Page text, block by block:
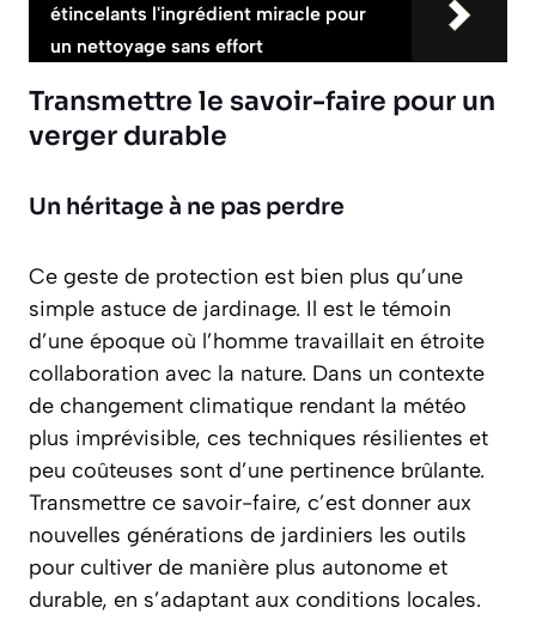
étincelants l'ingrédient miracle pour
un nettoyage sans effort
Transmettre le savoir-faire pour un
verger durable
Un héritage à ne pas perdre
Ce geste de protection est bien plus qu’une
simple astuce de jardinage. Il est le témoin
d’une époque où l’homme travaillait en étroite
collaboration avec la nature. Dans un contexte
de changement climatique rendant la météo
plus imprévisible, ces techniques résilientes et
peu coûteuses sont d’une pertinence brûlante.
Transmettre ce savoir-faire, c’est donner aux
nouvelles générations de jardiniers les outils
pour cultiver de manière plus autonome et
durable, en s’adaptant aux conditions locales.